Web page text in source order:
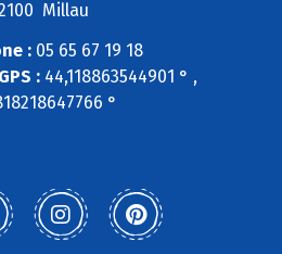
Millau
: 05 65 67 19 18
:44,118863544901 ° ,
°